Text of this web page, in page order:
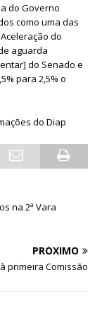
do Governo
como uma das
do
aguarda
do Senado e
para 2,5% o
do Diap
na 2ª Vara
PRÓXIMO
à primeira Comissão